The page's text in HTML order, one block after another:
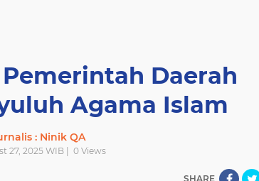
Daerah
Agama Islam
: Ninik QA
27, 2025 WIB | 0 Views
SHARE